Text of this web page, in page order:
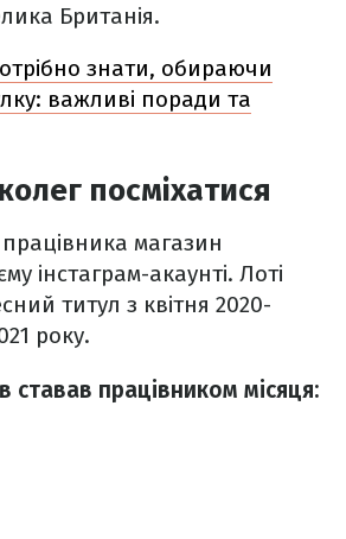
Британія.
знати, обираючи
важливі поради та
посміхатися
магазин
інстаграм-акаунті. Лоті
титул з квітня 2020-
року.
ставав працівником місяця: